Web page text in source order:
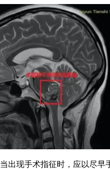
现手术指征时，应以尽早